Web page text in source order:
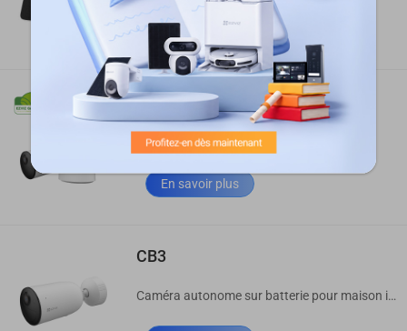
Acheter Acheter maintenant
HB3-B1
Kit de 1 caméra alimentée par batterie
En savoir plus
CB3
Caméra autonome sur batterie pour maison intelligente